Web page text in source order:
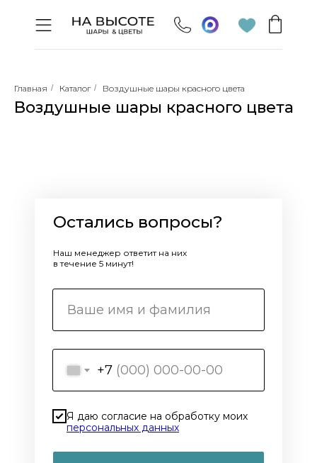
Главная / Каталог / Воздушные шары красного цвета
Воздушные шары красного цвета
+7
Я даю согласие на обработку моих
персональных данных
Остались вопросы?
Наш менеджер ответит на них
в течение 5 минут!